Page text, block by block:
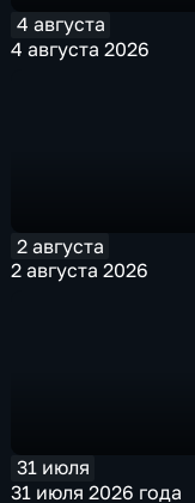
4 августа
4 августа 2026
2 августа
2 августа 2026
31 июля
31 июля 2026 года